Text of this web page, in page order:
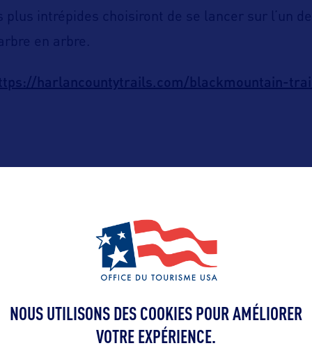
plus intrépides choisiront de se lancer sur l’un
en arbre.
harlancountytrails.com/blackmountain-
ALLEZ PLUS LOIN
Contact presse
NOUS UTILISONS DES COOKIES POUR AMÉLIORER
VOTRE EXPÉRIENCE.